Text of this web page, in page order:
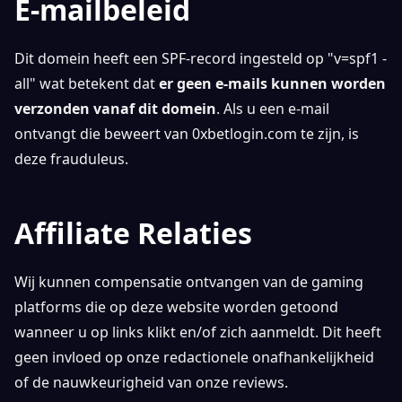
E-mailbeleid
Dit domein heeft een SPF-record ingesteld op "v=spf1 -
all" wat betekent dater geen e-mails kunnen worden
verzonden vanaf dit domein. Als u een e-mail
ontvangt die beweert van 0xbetlogin.com te zijn, is
deze frauduleus.
Affiliate Relaties
Wij kunnen compensatie ontvangen van de gaming
platforms die op deze website worden getoond
wanneer u op links klikt en/of zich aanmeldt. Dit heeft
geen invloed op onze redactionele onafhankelijkheid
of de nauwkeurigheid van onze reviews.